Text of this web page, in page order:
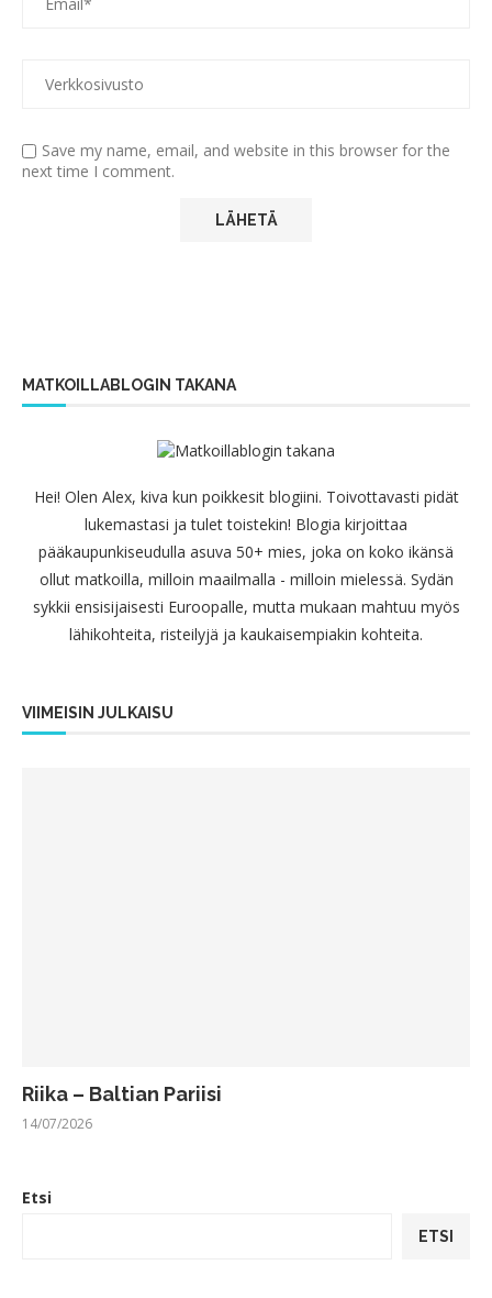
Save my name, email, and website in this browser for the
next time I comment.
MATKOILLABLOGIN TAKANA
Hei! Olen Alex, kiva kun poikkesit blogiini. Toivottavasti pidät
lukemastasi ja tulet toistekin! Blogia kirjoittaa
pääkaupunkiseudulla asuva 50+ mies, joka on koko ikänsä
ollut matkoilla, milloin maailmalla - milloin mielessä. Sydän
sykkii ensisijaisesti Euroopalle, mutta mukaan mahtuu myös
lähikohteita, risteilyjä ja kaukaisempiakin kohteita.
VIIMEISIN JULKAISU
Riika – Baltian Pariisi
14/07/2026
Etsi
ETSI